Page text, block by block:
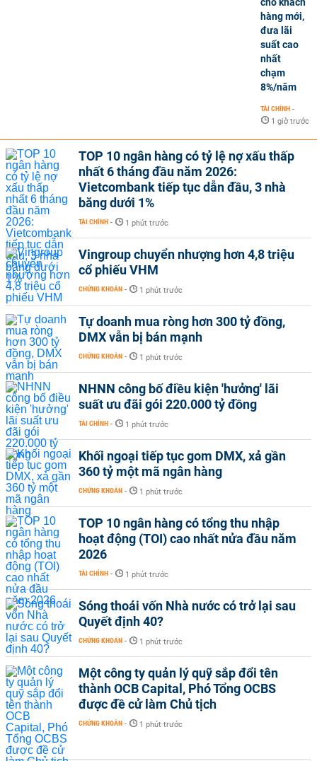
hàng mới,
đưa lãi
suất cao
nhất
chạm
8%/năm
TÀI CHÍNH -
1 giờ trước
TOP 10 ngân hàng có tỷ lệ nợ xấu thấp
nhất 6 tháng đầu năm 2026:
Vietcombank tiếp tục dẫn đầu, 3 nhà
băng dưới 1%
TÀI CHÍNH - 1 phút trước
Vingroup chuyển nhượng hơn 4,8 triệu
cổ phiếu VHM
CHỨNG KHOÁN - 1 phút trước
Tự doanh mua ròng hơn 300 tỷ đồng,
DMX vẫn bị bán mạnh
CHỨNG KHOÁN - 1 phút trước
NHNN công bố điều kiện 'hưởng' lãi
suất ưu đãi gói 220.000 tỷ đồng
TÀI CHÍNH - 1 phút trước
Khối ngoại tiếp tục gom DMX, xả gần
360 tỷ một mã ngân hàng
CHỨNG KHOÁN - 1 phút trước
TOP 10 ngân hàng có tổng thu nhập
hoạt động (TOI) cao nhất nửa đầu năm
2026
TÀI CHÍNH - 1 phút trước
Sóng thoái vốn Nhà nước có trở lại sau
Quyết định 40?
CHỨNG KHOÁN - 1 phút trước
Một công ty quản lý quỹ sắp đổi tên
thành OCB Capital, Phó Tổng OCBS
được đề cử làm Chủ tịch
CHỨNG KHOÁN - 1 phút trước